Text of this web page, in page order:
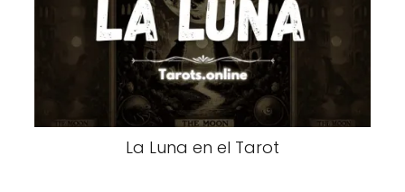
La Luna en el Tarot